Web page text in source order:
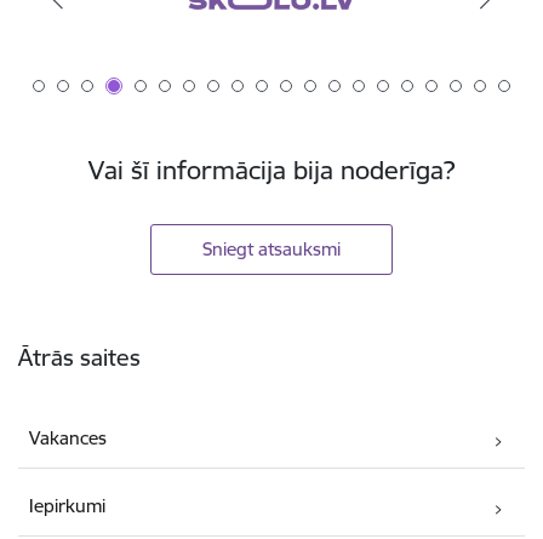
Vai šī informācija bija noderīga?
Sniegt atsauksmi
Ātrās saites
Vakances
Iepirkumi